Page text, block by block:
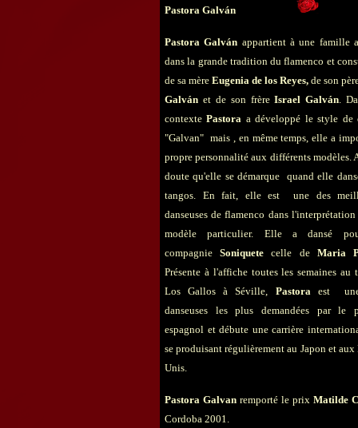
Pastora Galván
Pastora Galván appartient à une famille
dans la grande tradition du flamenco et
de sa mère Eugenia de los Reyes, de son
Galván et de son frèreIsrael Galván.
contextePastora a développé le style de
"Galvan" mais , en même temps, elle a
propre personnalité aux différents modèles.
doute qu'elle se démarque quand elle
tangos. En fait, elle est une des
danseuses de flamenco dans l'interprétation
modèle particulier. Elle a dansé
compagnieSoniquete celle de Maria
Présente à l'affiche toutes les semaines au
Los Gallos à Séville, Pastora est
danseuses les plus demandées par le
espagnol et débute une carrière
se produisant régulièrement au Japon et aux
Unis.
Pastora Galvanremporté le prix Matilde
Cordoba 2001.